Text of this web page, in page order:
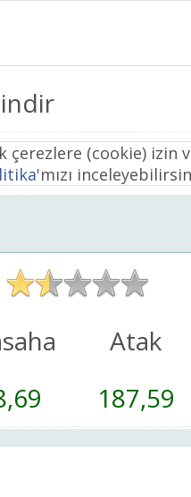
indir
çerezlere (cookie) izin
'mızı
Atak
187,59